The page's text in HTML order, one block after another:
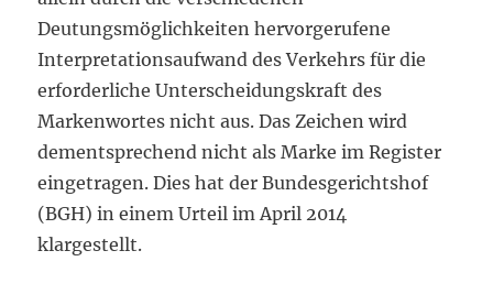
Deutungsmöglichkeiten hervorgerufene
Interpretationsaufwand des Verkehrs für die
erforderliche Unterscheidungskraft des
Markenwortes nicht aus. Das Zeichen wird
dementsprechend nicht als Marke im Register
eingetragen. Dies hat der Bundesgerichtshof
(BGH) in einem Urteil im April 2014
klargestellt.